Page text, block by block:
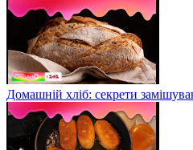
Домашній хліб: секрети